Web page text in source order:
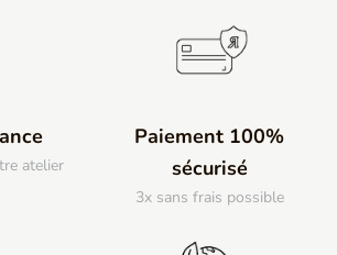
atelier
Paiement 100%
sécurisé
3x sans frais possible